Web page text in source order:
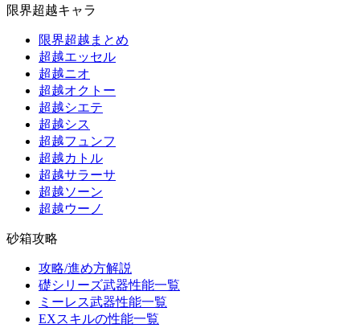
限界超越キャラ
限界超越まとめ
超越エッセル
超越ニオ
超越オクトー
超越シエテ
超越シス
超越フュンフ
超越カトル
超越サラーサ
超越ソーン
超越ウーノ
砂箱攻略
攻略/進め方解説
礎シリーズ武器性能一覧
ミーレス武器性能一覧
EXスキルの性能一覧